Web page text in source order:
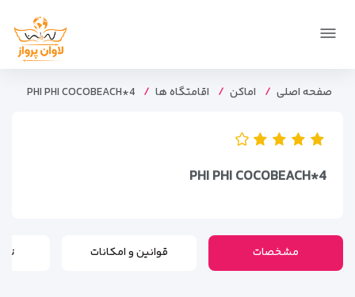
صفحه اصلی اماکن اقامتگاه ها PHI PHI COCOBEACH*4
PHI PHI COCOBEACH*4
مشخصات قوانین و امکانات